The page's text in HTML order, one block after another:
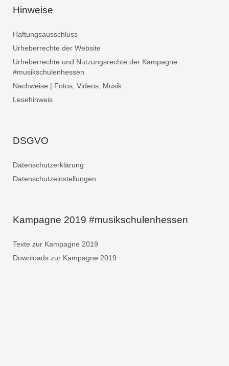
Hinweise
Haftungsausschluss
Urheberrechte der Website
Urheberrechte und Nutzungsrechte der Kampagne
#musikschulenhessen
Nachweise | Fotos, Videos, Musik
Lesehinweis
DSGVO
Datenschutzerklärung
Datenschutzeinstellungen
Kampagne 2019 #musikschulenhessen
Texte zur Kampagne 2019
Downloads zur Kampagne 2019